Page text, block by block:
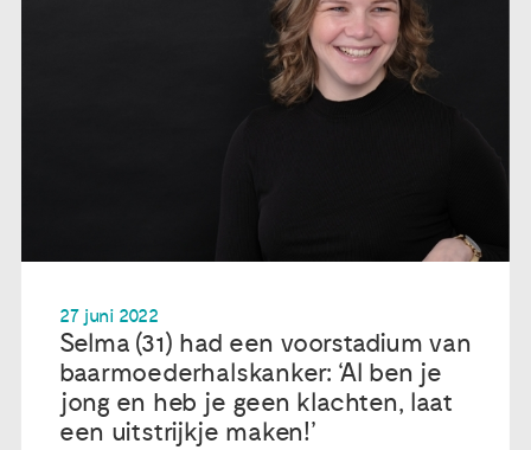
27 juni 2022
Selma (31) had een voorstadium van
baarmoederhalskanker: ‘Al ben je
jong en heb je geen klachten, laat
een uitstrijkje maken!’